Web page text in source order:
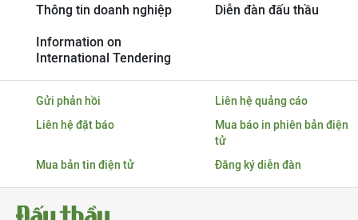
Thông tin doanh nghiệp Diễn đàn đấu thầu
Information on
International Tendering
Gửi phản hồi
Liên hệ quảng cáo
Liên hệ đặt báo
Mua báo in phiên bản điện
tử
Mua bản tin điện tử
Đăng ký diễn đàn